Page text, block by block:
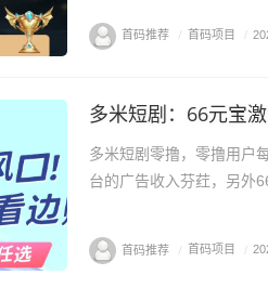
首码推荐 / 首码项目 /
多米短剧：66元宝
多米短剧零撸，零撸用户
台的广告收入芬荭，另外
首码推荐 / 首码项目 /